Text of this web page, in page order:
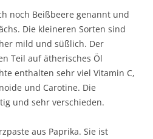
noch Beißbeere genannt und
Die kleineren Sorten sind
mild und süßlich. Der
Teil auf ätherisches Öl
enthalten sehr viel Vitamin C,
und Carotine. Die
und sehr verschieden.
aus Paprika. Sie ist